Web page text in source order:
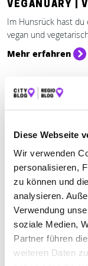
Diese Webseite
Wir verwenden
personalisieren,
zu können und
analysieren.
Verwendung
soziale Medien,
Partner führen
weiteren Daten
VEGANUARY |
Im Hunsrück hast du
vegan und
Mehr erfahren
Einkaufen & Shoppen